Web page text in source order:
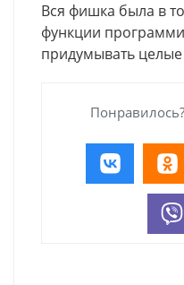
Вся фишка была в
функции
придумывать целые